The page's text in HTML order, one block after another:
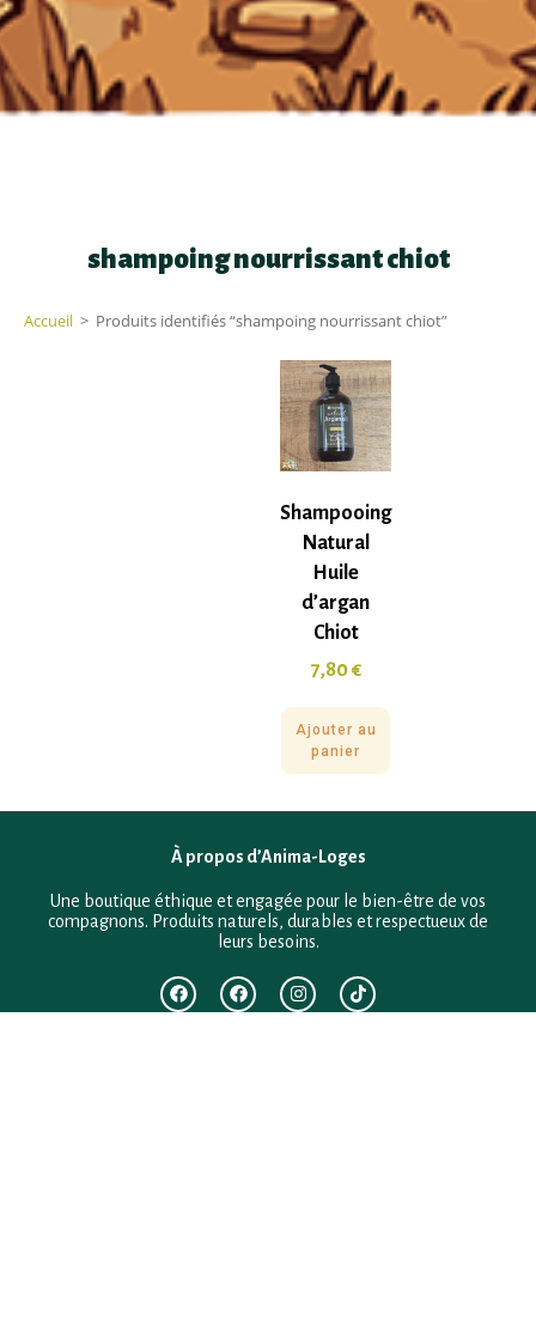
shampoing nourrissant chiot
Accueil > Produits identifiés “shampoing nourrissant chiot”
Shampooing
Natural
Huile
d’argan
Chiot
7,80€
Ajouter au
panier
À propos d’Anima-Loges
Une boutique éthique et engagée pour le bien-être de vos
compagnons. Produits naturels, durables et respectueux de
leurs besoins.